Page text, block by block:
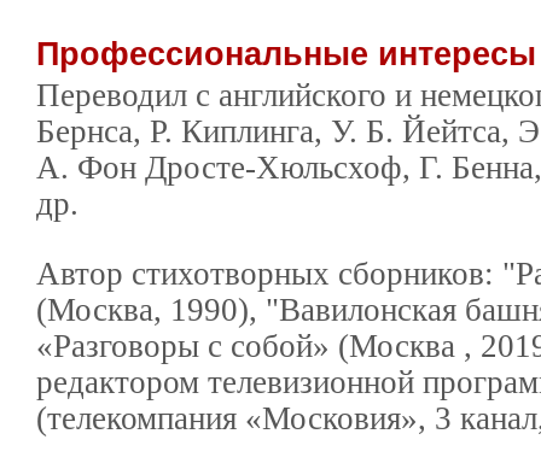
Профессиональные
Переводил с английского и
Бернса, Р. Киплинга, У. Б. Йейтса,
А. Фон Дросте-Хюльсхоф, Г.
др.
Автор стихотворных сборников:
(Москва, 1990), "Вавилонская
«Разговоры с собой» (Москва ,
редактором телевизионной
(телекомпания «Московия», 3